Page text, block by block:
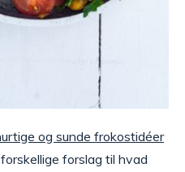
og sunde frokostidéer
forslag til hvad